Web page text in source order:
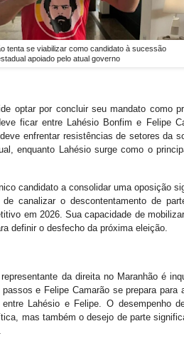
tenta se viabilizar como candidato à sucessão
apoiado pelo atual governo
optar por concluir seu mandato como
ficar entre Lahésio Bonfim e Felipe
enfrentar resistências de setores da
enquanto Lahésio surge como o
candidato a consolidar uma oposição
canalizar o descontentamento de
em 2026. Sua capacidade de
definir o desfecho da próxima eleição.
da direita no Maranhão é
e Felipe Camarão se prepara para
Lahésio e Felipe. O desempenho
mas também o desejo de parte